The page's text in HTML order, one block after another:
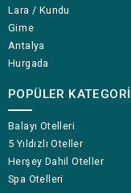
Lara / Kundu
Girne
Antalya
Hurgada
POPÜLER
Balayı Otelleri
5 Yıldızlı Oteller
Herşey Dahil Oteller
Spa Otelleri